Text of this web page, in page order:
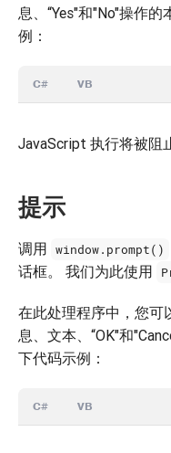
息、“Yes"和"No"操作
例：
C# VB
JavaScript 执行将被阻
提示
调用 window.prompt()
话框。 我们为此使用
在此处理程序中，您可
息、文本、“OK"和
下代码示例：
C# VB